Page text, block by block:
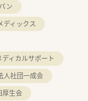
ン
ディックス
ィカルサポート
人社団一成会
厚生会